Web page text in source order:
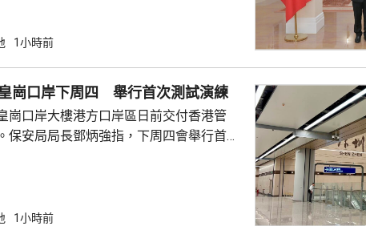
，特區政府正全速制定香港第一個五年規
香港在「一國兩制」下擁有背靠祖國、聯
界的獨特優勢，會積極擔當「超級聯...
1小時前
崗口岸下周四 舉行首次測試演練
崗口岸大樓港方口岸區日前交付香港管
保安局局長鄧炳強指，下周四會舉行首次
皇崗口岸以往最高峰期間是1小時內有
1小時前